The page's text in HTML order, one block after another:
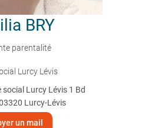
BRY
parentalité
Lurcy Lévis
social Lurcy Lévis 1 Bd
Lurcy-Lévis
un mail